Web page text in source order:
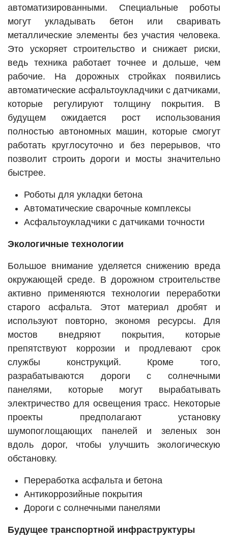
автоматизированными. Специальные роботы
могут укладывать бетон или сваривать
металлические элементы без участия человека.
Это ускоряет строительство и снижает риски,
ведь техника работает точнее и дольше, чем
рабочие. На дорожных стройках появились
автоматические асфальтоукладчики с датчиками,
которые регулируют толщину покрытия. В
будущем ожидается рост использования
полностью автономных машин, которые смогут
работать круглосуточно и без перерывов, что
позволит строить дороги и мосты значительно
быстрее.
Роботы для укладки бетона
Автоматические сварочные комплексы
Асфальтоукладчики с датчиками точности
Экологичные технологии
Большое внимание уделяется снижению вреда
окружающей среде. В дорожном строительстве
активно применяются технологии переработки
старого асфальта. Этот материал дробят и
используют повторно, экономя ресурсы. Для
мостов внедряют покрытия, которые
препятствуют коррозии и продлевают срок
службы конструкций. Кроме того,
разрабатываются дороги с солнечными
панелями, которые могут вырабатывать
электричество для освещения трасс. Некоторые
проекты предполагают установку
шумопоглощающих панелей и зеленых зон
вдоль дорог, чтобы улучшить экологическую
обстановку.
Переработка асфальта и бетона
Антикоррозийные покрытия
Дороги с солнечными панелями
Будущее транспортной инфраструктуры